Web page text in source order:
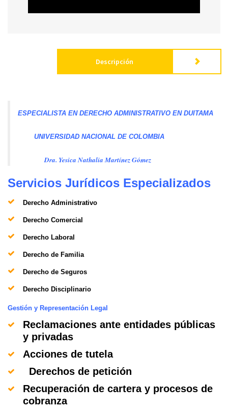
Descripción
ESPECIALISTA EN DERECHO ADMINISTRATIVO EN DUITAMA
UNIVERSIDAD NACIONAL DE COLOMBIA
Dra. Yesica Nathalia Martínez Gómez
Servicios Jurídicos Especializados
Derecho Administrativo
Derecho Comercial
Derecho Laboral
Derecho de Familia
Derecho de Seguros
Derecho Disciplinario
Gestión y Representación Legal
Reclamaciones ante entidades públicas
y privadas
Acciones de tutela
Derechos de petición
Recuperación de cartera y procesos de
cobranza